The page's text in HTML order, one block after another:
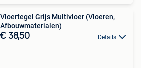
Vloertegel Grijs Multivloer (Vloeren,
Afbouwmaterialen)
€ 38,50 Details